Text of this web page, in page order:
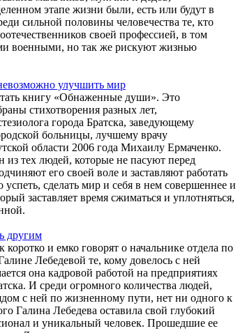
этапе жизни были, есть или будут в
сильной половины человечества те, кто
своей профессией, в том
военными, но так же рискуют жизнью
улучшить мир
книгу «Обнаженные души». Это
стихотворения разных лет,
города Братска, заведующему
больницы, лучшему врачу
области 2006 года Михаилу Ермаченко.
тех людей, которые не пасуют перед
его своей воле и заставляют работать
сделать мир и себя в нем совершеннее и
заставляет время сжиматься и уплотняться,
другим
и емко говорят о начальнике отдела по
Лебедевой те, кому довелось с ней
она кадровой работой на предприятиях
И среди огромного количества людей,
с ней по жизненному пути, нет ни одного к
Галина Лебедева оставила свой глубокий
и уникальный человек. Прошедшие ее